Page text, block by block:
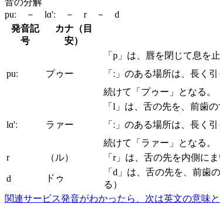
puː － lɑ'ː － r － d
発音記
号
カナ（目
安）
puː プゥー
「p」は、唇を閉じて息を
「ː」のある場所は、長く
続けて「プゥー」となる。
lɑ'ː ラァー
「l」は、舌の先を、前歯
「ː」のある場所は、長く
続けて「ラァー」となる。
r
（ル） 「r」は、舌の先を内側に
d ドゥ
「d」は、舌の先を、前歯
る）
関連サービス発音がわかったら、次は英文の意味